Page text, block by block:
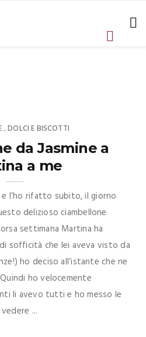
,DOLCI E BISCOTTI
da Jasmine a
a me
l’ho rifatto subito, il giorno
delizioso ciambellone
settimana Martina ha
sofficità che lei aveva visto da
ho deciso all’istante che ne
ho velocemente
li avevo tutti e ho messo le
...